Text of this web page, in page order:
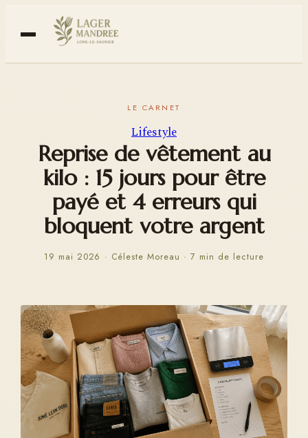
Lifestyle
Reprise de vêtement au
kilo : 15 jours pour être
payé et 4 erreurs qui
bloquent votre argent
19 mai 2026 · Céleste Moreau · 7 min de lecture